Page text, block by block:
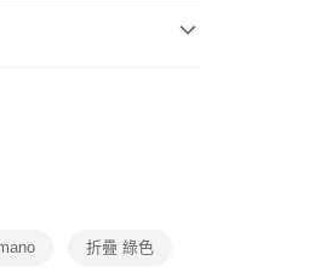
，箱購品分箱出貨
折疊 綠色